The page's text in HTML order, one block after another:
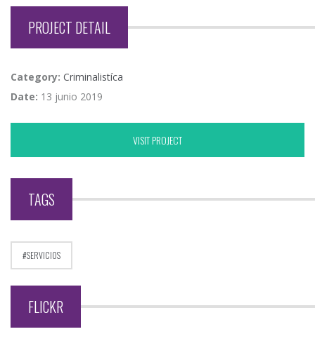
PROJECT DETAIL
Category: Criminalistíca
Date: 13 junio 2019
VISIT PROJECT
TAGS
SERVICIOS
FLICKR